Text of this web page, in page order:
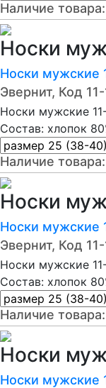
Наличие товара:
Носки
Носки мужские
Эвернит, Код
Носки мужские
Состав: хлопок
Наличие товара:
Носки
Носки мужские
Эвернит, Код
Носки мужские
Состав: хлопок
Наличие товара:
Носки
Носки мужские